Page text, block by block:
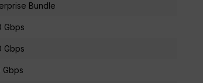
Bundle
Gbps
Gbps
Gbps